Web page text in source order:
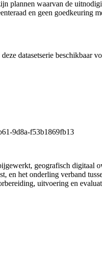
plannen waarvan de
en geen goedkeuring
datasetserie beschikbaar
9d8a-f53b1869fb13
geografisch digitaal
en het onderling verband
uitvoering en